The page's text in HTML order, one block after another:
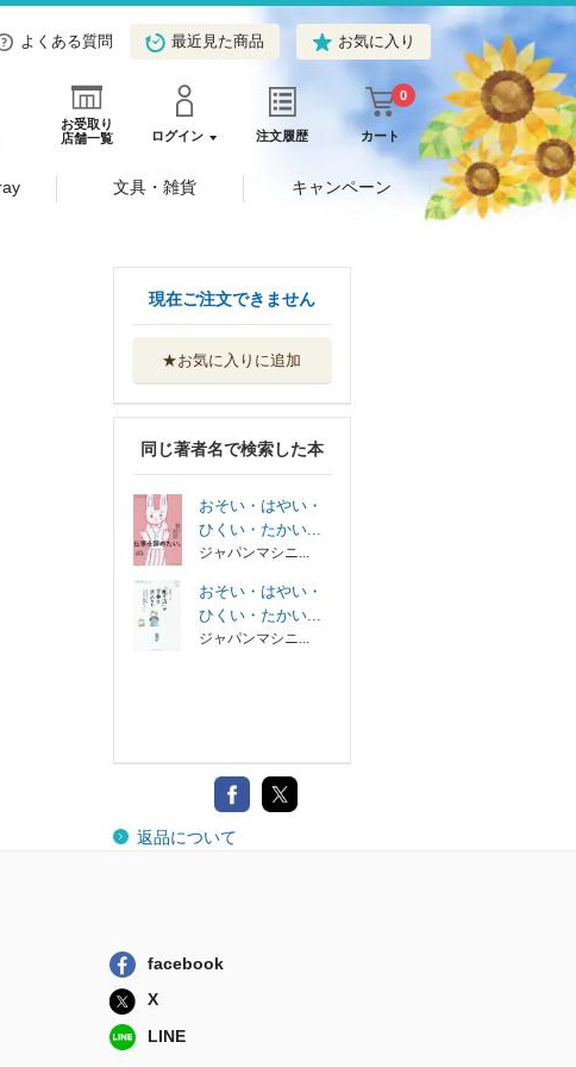
よくある質問 最近見た商品 お気に入り
お受取り
店舗一覧
ログイン 注文履歴 カート
0
文具・雑貨 キャンペーン
現在ご注文できません
★お気に入りに追加
同じ著者名で検索した本
おそい・はやい・
ひくい・たかい...
ジャパンマシニ...
おそい・はやい・
ひくい・たかい...
ジャパンマシニ...
返品について
facebook
X
LINE